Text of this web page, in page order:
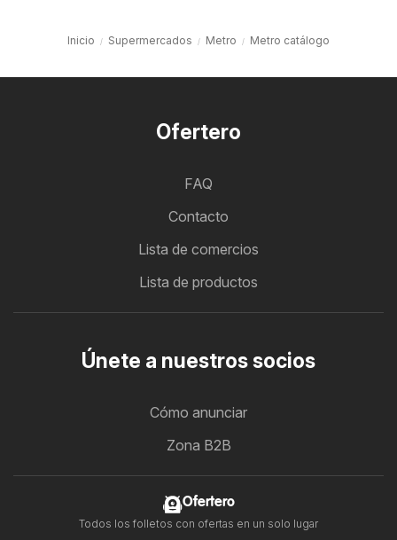
Inicio Supermercados Metro Metro catálogo
Ofertero
FAQ
Contacto
Lista de comercios
Lista de productos
Únete a nuestros socios
Cómo anunciar
Zona B2B
Ofertero
Todos los folletos con ofertas en un solo lugar